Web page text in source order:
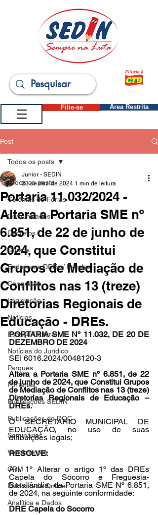
Filiado à
Filie-se Área Restrita
Post
Todos os posts
Colônias de Férias
Comunicados
Decretos
Cursos
Endereços DREs / Escolas
Congresso
Legislação
Notícias
Espaço Cultural
Notícias do Jurídico
Parques
Portarias
Publicações SEDIN
Publicações do DOC
Seminários
Vencimentos
CRM
Publicidade Online
Analítica e Dados
Todos os posts
Portaria 11.032/2024 -
Altera a Portaria SME nº
6.851, de 22 de junho de
2024, que Constitui
Grupos de Mediação de
Conflitos nas 13 (treze)
Diretorias Regionais de
Educação - DREs.
Junior - SEDIN
23 de dez. de 2024 1 min de leitura
PORTARIA SME Nº 11.032, DE 20 DE
DEZEMBRO DE 2024
SEI 6016.2024/0048120-3
Altera a Portaria SME nº 6.851, de 22
de junho de 2024, que Constitui Grupos
de Mediação de Conflitos nas 13 (treze)
Diretorias Regionais de Educação –
DREs.
O SECRETÁRIO MUNICIPAL DE
EDUCAÇÃO, no uso de suas
atribuições legais;
RESOLVE:
Art. 1º Alterar o artigo 1º das DREs
Capela do Socorro e Freguesia-
Brasilândia, da Portaria SME Nº 6.851,
de 2024, na seguinte conformidade:
DRE Capela do Socorro